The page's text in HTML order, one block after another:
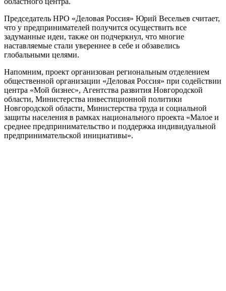
Председатель НРО «Деловая Россия» Юрий Весельев считает,
что у предпринимателей получится осуществить все
задуманные идеи, также он подчеркнул, что многие
наставляемые стали увереннее в себе и обзавелись
глобальными целями.
Напомним, проект организован региональным отделением
общественной организации «Деловая Россия» при содействии
центра «Мой бизнес», Агентства развития Новгородской
области, Министерства инвестиционной политики
Новгородской области, Министерства труда и социальной
защиты населения в рамках национального проекта «Малое и
среднее предпринимательство и поддержка индивидуальной
предпринимательской инициативы».